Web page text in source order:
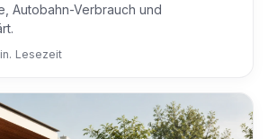
Autobahn-Verbrauch und
Lesezeit